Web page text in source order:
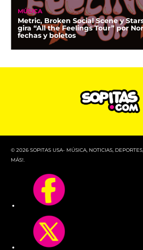
MÚSICA
Metric, Broken Social Scene y
gira “All the Feelings Tour” por
fechas y boletos
© 2026 SOPITAS USA- MÚSICA, NOTICIAS,
MÁS!.